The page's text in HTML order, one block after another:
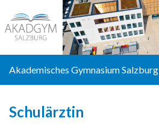
Akademisches Gymnasium Salzburg
Schulärztin